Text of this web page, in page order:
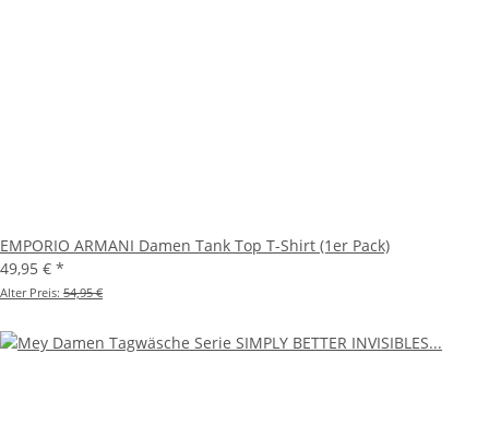
EMPORIO ARMANI Damen Tank Top T-Shirt (1er Pack)
49,95 € *
Alter Preis: 54,95 €